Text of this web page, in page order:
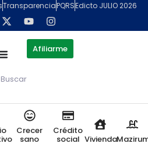
TransparenciaPQRSEdicto JULIO 2026
Afiliarme
Buscar
Crecer
sano
Crédito
social Vivienda